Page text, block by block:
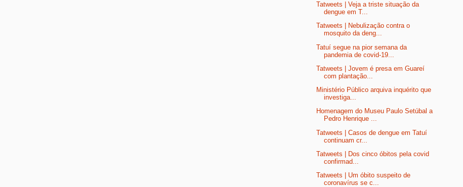
Tatweets | Veja a triste situação da
dengue em T...
Tatweets | Nebulização contra o
mosquito da deng...
Tatuí segue na pior semana da
pandemia de covid-19...
Tatweets | Jovem é presa em Guareí
com plantação...
Ministério Público arquiva inquérito que
investiga...
Homenagem do Museu Paulo Setúbal a
Pedro Henrique ...
Tatweets | Casos de dengue em Tatuí
continuam cr...
Tatweets | Dos cinco óbitos pela covid
confirmad...
Tatweets | Um óbito suspeito de
coronavírus se c...